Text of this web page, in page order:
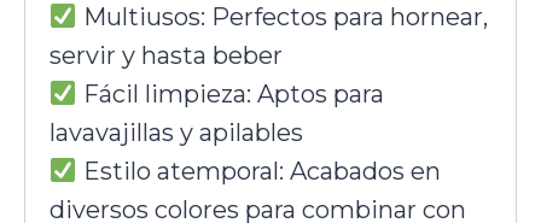
Multiusos: Perfectos para hornear,
servir y hasta beber
Fácil limpieza: Aptos para
lavavajillas y apilables
Estilo atemporal: Acabados en
diversos colores para combinar con